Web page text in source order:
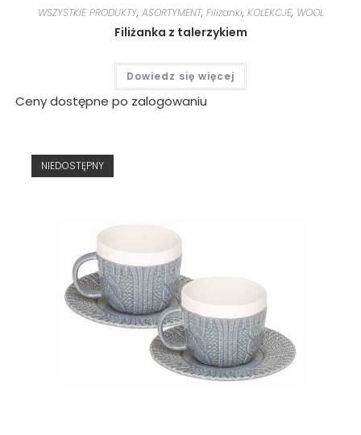
WSZYSTKIE PRODUKTY, ASORTYMENT, Filiżanki, KOLEKCJE, WOOL
Filiżanka z talerzykiem
Dowiedz się więcej
Ceny dostępne po zalogowaniu
NIEDOSTĘPNY